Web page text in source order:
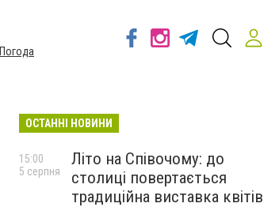
Погода
ОСТАННІ НОВИНИ
Літо на Співочому: до
столиці повертається
традиційна виставка квітів
15:00
5 серпня